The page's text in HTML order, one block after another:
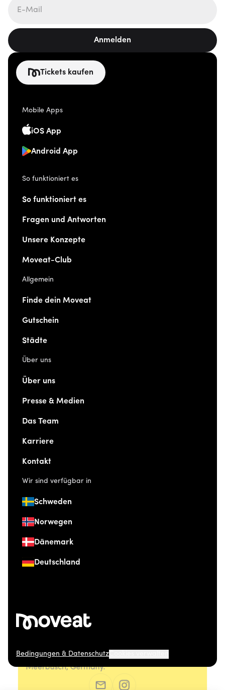
Anmelden
Tickets kaufen
Mobile Apps
iOS App
Android App
So funktioniert es
So funktioniert es
Fragen und Antworten
Unsere Konzepte
Moveat-Club
Allgemein
Finde dein Moveat
Gutschein
Städte
Über uns
Über uns
Presse & Medien
Das Team
Karriere
Kontakt
Wir sind verfügbar in
Schweden
Norwegen
Dänemark
Deutschland
Bedingungen & Datenschutz
© 2026 Moveat. Düsseldorfer Straße 41, 40667
Meerbusch, Germany.